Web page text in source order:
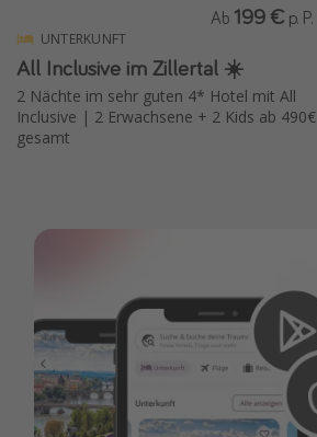
UNTERKUNFT
All Inclusive im Zillertal ☀️
2 Nächte im sehr guten 4* Hotel mit All
Inclusive | 2 Erwachsene + 2 Kids ab 490€
gesamt
Ab 199 € p. P.